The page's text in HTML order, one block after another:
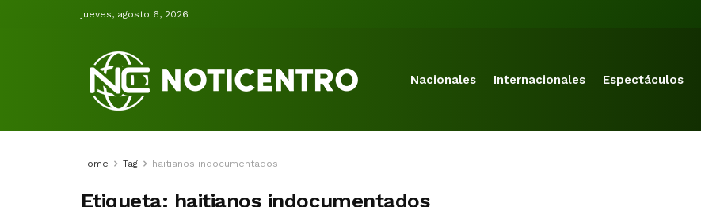
jueves, agosto 6, 2026
Nacionales Internacionales Espectáculos
Home Tag haitianos indocumentados
Etiqueta: haitianos indocumentados